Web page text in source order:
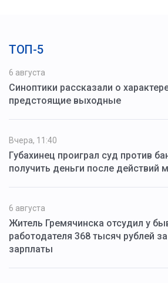
ТОП-5
6 августа
Синоптики рассказали о
предстоящие выходные
Вчера, 11:40
Губахинец проиграл суд против
получить деньги после действий
6 августа
Житель Гремячинска отсудил у
работодателя 368 тысяч рублей
зарплаты